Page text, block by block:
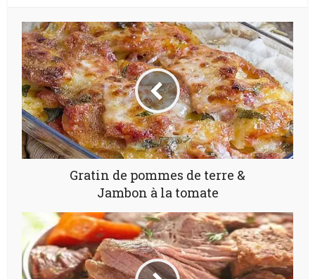
Gratin de pommes de terre &
Jambon à la tomate